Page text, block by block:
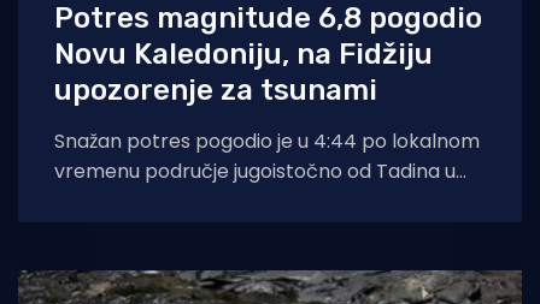
Potres magnitude 6,8 pogodio
Novu Kaledoniju, na Fidžiju
upozorenje za tsunami
Snažan potres pogodio je u 4:44 po lokalnom
vremenu područje jugoistočno od Tadina u